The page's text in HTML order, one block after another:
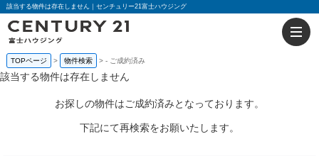
該当する物件は存在しません｜センチュリー21富士ハウジング
TOPページ 物件検索 - ご成約済み
該当する物件は存在しません
お探しの物件はご成約済みとなっております。
下記にて再検索をお願いたします。